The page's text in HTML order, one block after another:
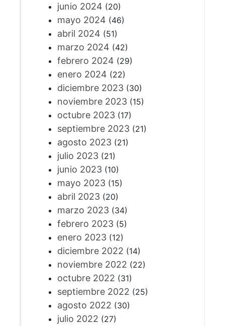
junio 2024 (20)
mayo 2024 (46)
abril 2024 (51)
marzo 2024 (42)
febrero 2024 (29)
enero 2024 (22)
diciembre 2023(30)
noviembre 2023(15)
octubre 2023(17)
septiembre 2023(21)
agosto 2023(21)
julio 2023(21)
junio 2023(10)
mayo 2023(15)
abril 2023(20)
marzo 2023(34)
febrero 2023(5)
enero 2023(12)
diciembre 2022 (14)
noviembre 2022 (22)
octubre 2022 (31)
septiembre 2022 (25)
agosto 2022 (30)
julio 2022 (27)